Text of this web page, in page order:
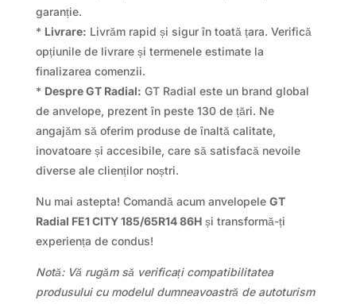
garanție.
* Livrare: Livrăm rapid și sigur în toată țara. Verifică
opțiunile de livrare și termenele estimate la
finalizarea comenzii.
* Despre GT Radial: GT Radial este un brand global
de anvelope, prezent în peste 130 de țări. Ne
angajăm să oferim produse de înaltă calitate,
inovatoare și accesibile, care să satisfacă nevoile
diverse ale clienților noștri.
Nu mai astepta! Comandă acum anvelopele GT
Radial FE1 CITY 185/65R14 86Hși transformă-ți
experiența de condus!
Notă: Vă rugăm să verificați compatibilitatea
produsului cu modelul dumneavoastră de autoturism